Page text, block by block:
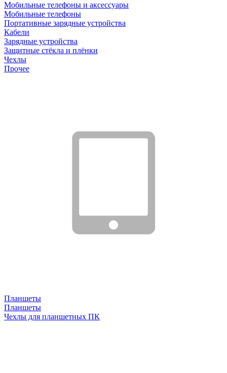
Мобильные телефоны и аксессуары
Мобильные телефоны
Портативные зарядные устройства
Кабели
Зарядные устройства
Защитные стёкла и плёнки
Чехлы
Прочее
Планшеты
Планшеты
Чехлы для планшетных ПК